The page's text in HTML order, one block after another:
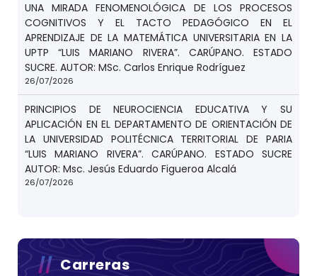
UNA MIRADA FENOMENOLÓGICA DE LOS PROCESOS
COGNITIVOS Y EL TACTO PEDAGÓGICO EN EL
APRENDIZAJE DE LA MATEMÁTICA UNIVERSITARIA EN LA
UPTP “LUIS MARIANO RIVERA”. CARÚPANO. ESTADO
SUCRE. AUTOR: MSc. Carlos Enrique Rodríguez
26/07/2026
PRINCIPIOS DE NEUROCIENCIA EDUCATIVA Y SU
APLICACIÓN EN EL DEPARTAMENTO DE ORIENTACIÓN DE
LA UNIVERSIDAD POLITÉCNICA TERRITORIAL DE PARIA
“LUIS MARIANO RIVERA”. CARÚPANO. ESTADO SUCRE
AUTOR: Msc. Jesús Eduardo Figueroa Alcalá
26/07/2026
Carreras